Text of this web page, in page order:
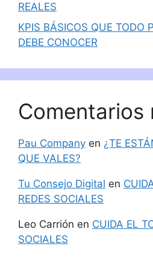
REALES
KPIS BÁSICOS QUE TODO
DEBE CONOCER
Comentarios
Pau Company en ¿TE
QUE VALES?
Tu Consejo Digital en
REDES SOCIALES
Leo Carrión en CUIDA EL
SOCIALES